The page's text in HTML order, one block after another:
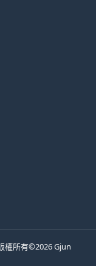
權所有©2026 Gjun